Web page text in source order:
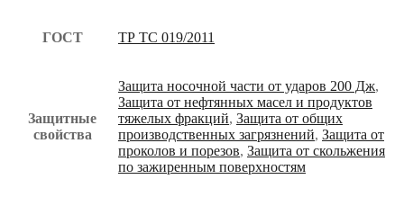
ГОСТ ТР ТС 019/2011
Защитные
свойства
Защита носочной части от ударов 200 Дж,
Защита от нефтянных масел и продуктов
тяжелых фракций, Защита от общих
производственных загрязнений, Защита от
проколов и порезов, Защита от скольжения
по зажиренным поверхностям